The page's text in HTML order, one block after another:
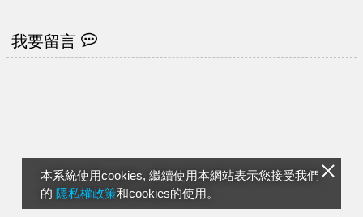
本系統使用cookies, 繼續使用本網站表示您接受我們
的 隱私權政策和cookies的使用。
我要留言